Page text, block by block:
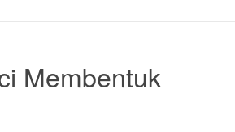
Membentuk